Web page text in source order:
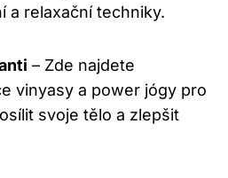
a relaxační techniky.
– Zde najdete
vinyasy a power jógy pro
svoje tělo a zlepšit